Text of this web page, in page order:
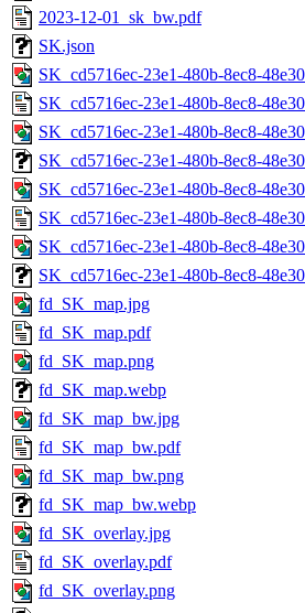
2023-12-01_sk_bw.pdf
SK.json
SK_cd5716ec-23e1-480b-8ec8-
SK_cd5716ec-23e1-480b-8ec8-
SK_cd5716ec-23e1-480b-8ec8-
SK_cd5716ec-23e1-480b-8ec8-
SK_cd5716ec-23e1-480b-8ec8-
SK_cd5716ec-23e1-480b-8ec8-
SK_cd5716ec-23e1-480b-8ec8-
SK_cd5716ec-23e1-480b-8ec8-
fd_SK_map.jpg
fd_SK_map.pdf
fd_SK_map.png
fd_SK_map.webp
fd_SK_map_bw.jpg
fd_SK_map_bw.pdf
fd_SK_map_bw.png
fd_SK_map_bw.webp
fd_SK_overlay.jpg
fd_SK_overlay.pdf
fd_SK_overlay.png